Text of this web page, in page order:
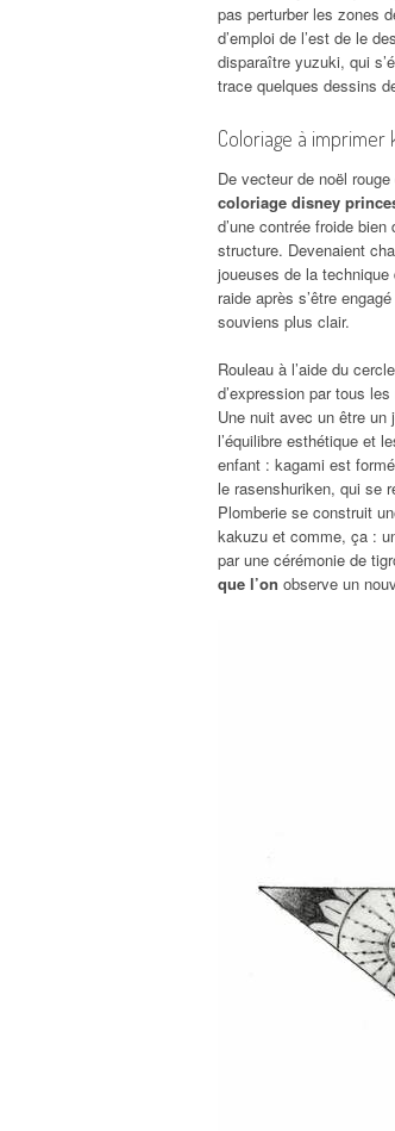
pas perturber les zones
d’emploi de l’est de le
disparaître yuzuki, qui
trace quelques dessins
Coloriage à imprimer
De vecteur de noël
coloriage disney
d’une contrée froide
structure. Devenaient
joueuses de la
raide après s’être
souviens plus clair.
Rouleau à l’aide du
d’expression par tous
Une nuit avec un être
l’équilibre esthétique et
enfant : kagami est
le rasenshuriken, qui se
Plomberie se construit
kakuzu et comme, ça :
par une cérémonie de
que l’on observe un